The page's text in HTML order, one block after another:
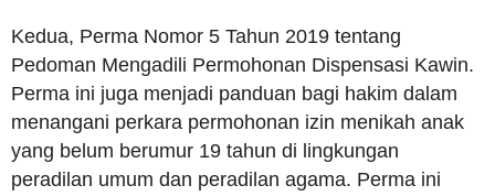
Kedua, Perma Nomor 5 Tahun 2019 tentang
Pedoman Mengadili Permohonan Dispensasi Kawin.
Perma ini juga menjadi panduan bagi hakim dalam
menangani perkara permohonan izin menikah anak
yang belum berumur 19 tahun di lingkungan
peradilan umum dan peradilan agama. Perma ini